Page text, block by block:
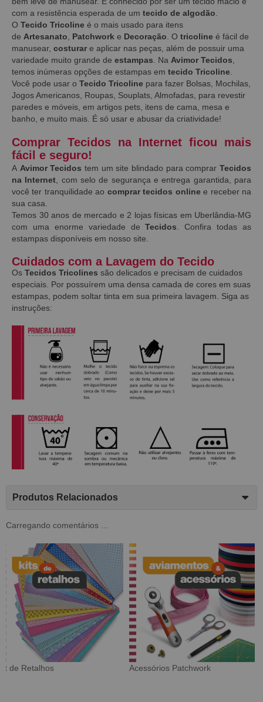
com a resistência esperada de um tecido de algodão.
O Tecido Tricoline é o mais usado para itens
de Artesanato, Patchwork e Decoração. O tricoline é fácil de
manusear, costurar e aplicar nas peças, além de possuir uma
variedade muito grande de estampas. Na Avimor Tecidos,
temos inúmeras opções de estampas em tecido Tricoline.
Você pode usar o Tecido Tricoline para fazer Bolsas, Mochilas,
Jogos Americanos, Roupas, Souplats, Almofadas, para revestir
paredes e móveis, em artigos pets, itens de cama, mesa e
banho, e muito mais. É só usar e abusar da criatividade!
Comprar Tecidos na Internet ficou mais
fácil e seguro!
A Avimor Tecidos tem um site blindado para comprarTecidos
na Internet, com selo de segurança e entrega garantida, para
você ter tranquilidade ao comprar tecidos onlinee receber na
sua casa.
Temos 30 anos de mercado e 2 lojas físicas em Uberlândia-MG
com uma enorme variedade deTecidos. Confira todas as
estampas disponíveis em nosso site.
Cuidados com a Lavagem do Tecido
Os Tecidos Tricolines são delicados e precisam de cuidados
especiais. Por possuírem uma densa camada de cores em suas
estampas, podem soltar tinta em sua primeira lavagem. Siga as
instruções:
Produtos Relacionados
Carregando comentários ...
Tecido Digital Sarja Impermeável